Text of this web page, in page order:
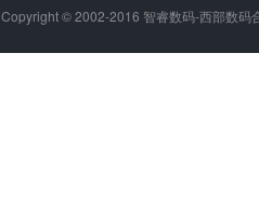
Copyright © 2002-2016 智睿数码-西部数